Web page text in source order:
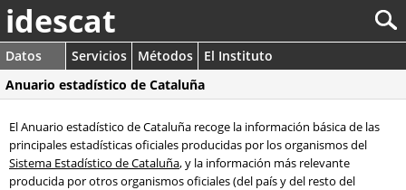
idescat
Datos Servicios Métodos
El Instituto
Anuario estadístico de Cataluña
El Anuario estadístico de Cataluña recoge la información básica de las
principales estadísticas oficiales producidas por los organismos del
Sistema Estadístico de Cataluña, y la información más relevante
producida por otros organismos oficiales (del país y del resto del